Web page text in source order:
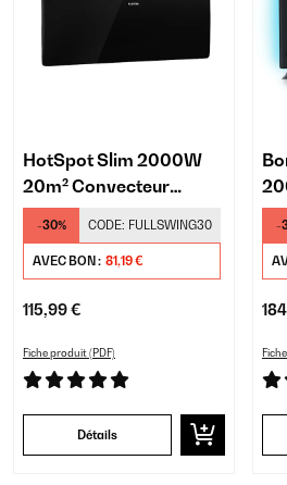
HotSpot Slim 2000W
20m² Convecteur
Électrique Mural Noir
-30% CODE: FULLSWING30
AVEC BON : 81,19 €
115,99 €
Fiche produit (PDF)
Détails
-